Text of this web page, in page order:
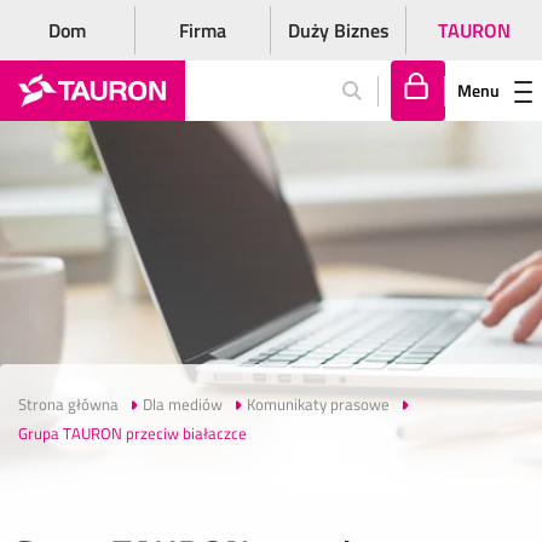
Dom Firma Duży Biznes TAURON
lo
gu
j
si
ę
Menu
Strona główna Dla mediów
Komunikaty prasowe
Grupa TAURON przeciw białaczce